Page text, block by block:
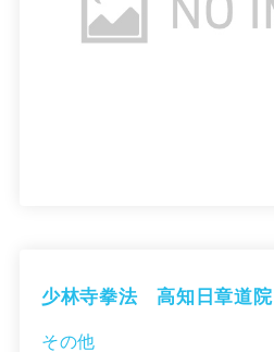
少林寺拳法 高知日章道院
その他